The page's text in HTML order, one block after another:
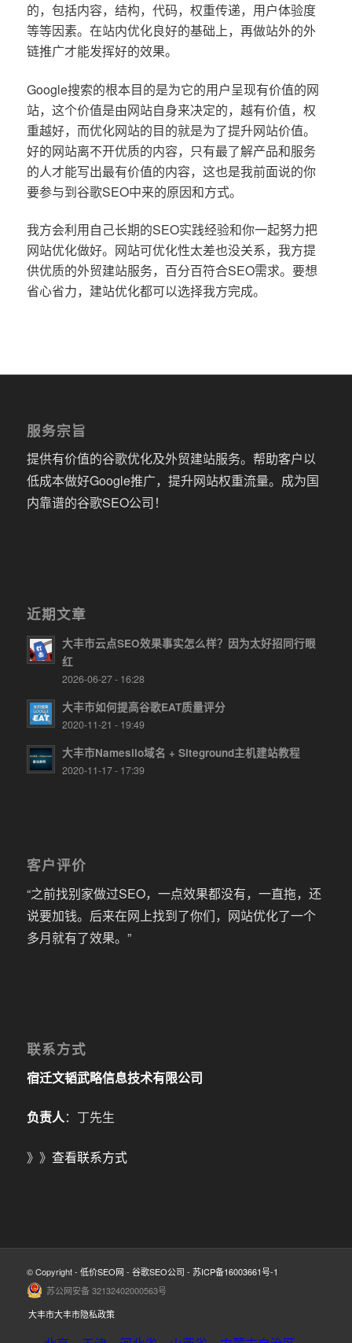
的，包括内容，结构，代码，权重传递，用户体验度
等等因素。在站内优化良好的基础上，再做站外的外
链推广才能发挥好的效果。
Google搜索的根本目的是为它的用户呈现有价值的网
站，这个价值是由网站自身来决定的，越有价值，权
重越好，而优化网站的目的就是为了提升网站价值。
好的网站离不开优质的内容，只有最了解产品和服务
的人才能写出最有价值的内容，这也是我前面说的你
要参与到谷歌SEO中来的原因和方式。
我方会利用自己长期的SEO实践经验和你一起努力把
网站优化做好。网站可优化性太差也没关系，我方提
供优质的外贸建站服务，百分百符合SEO需求。要想
省心省力，建站优化都可以选择我方完成。
服务宗旨
提供有价值的谷歌优化及外贸建站服务。帮助客户以
低成本做好Google推广，提升网站权重流量。成为国
内靠谱的谷歌SEO公司！
近期文章
大丰市云点SEO效果事实怎么样？因为太好招同行眼
红
2026-06-27 - 16:28
大丰市如何提高谷歌EAT质量评分
2020-11-21 - 19:49
大丰市Namesilo域名 + Siteground主机建站教程
2020-11-17 - 17:39
客户评价
“之前找别家做过SEO，一点效果都没有，一直拖，还
说要加钱。后来在网上找到了你们，网站优化了一个
多月就有了效果。”
联系方式
宿迁文韬武略信息技术有限公司
负责人：丁先生
》》 查看联系方式
© Copyright - 低价SEO网 - 谷歌SEO公司 - 苏ICP备16003661号-1
苏公网安备 32132402000563号
大丰市大丰市隐私政策